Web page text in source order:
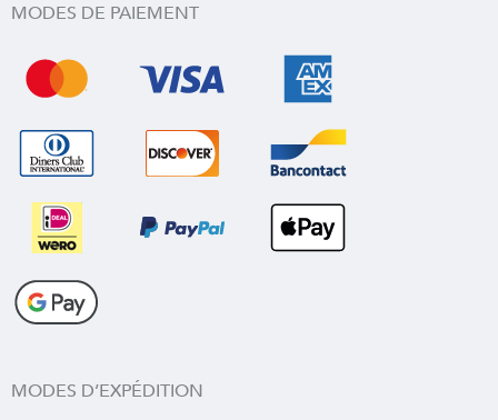
MODES DE PAIEMENT
MODES D’EXPÉDITION